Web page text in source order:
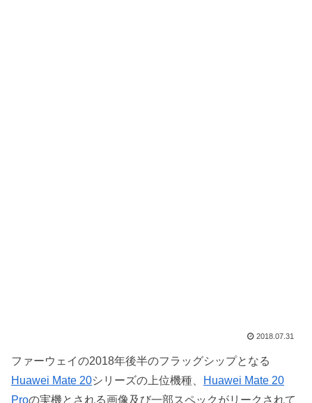
2018.07.31
ファーウェイの2018年後半のフラッグシップとなる
Huawei Mate 20シリーズの上位機種、
Huawei Mate 20
Proの実機とされる画像及び一部スペックがリークされて